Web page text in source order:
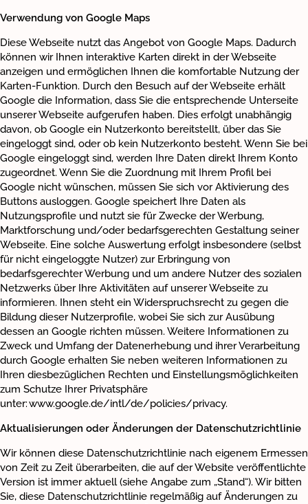
Verwendung von Google Maps
Diese Webseite nutzt das Angebot von Google Maps. Dadurch
können wir Ihnen interaktive Karten direkt in der Webseite
anzeigen und ermöglichen Ihnen die komfortable Nutzung der
Karten-Funktion. Durch den Besuch auf der Webseite erhält
Google die Information, dass Sie die entsprechende Unterseite
unserer Webseite aufgerufen haben. Dies erfolgt unabhängig
davon, ob Google ein Nutzerkonto bereitstellt, über das Sie
eingeloggt sind, oder ob kein Nutzerkonto besteht. Wenn Sie bei
Google eingeloggt sind, werden Ihre Daten direkt Ihrem Konto
zugeordnet. Wenn Sie die Zuordnung mit Ihrem Profil bei
Google nicht wünschen, müssen Sie sich vor Aktivierung des
Buttons ausloggen. Google speichert Ihre Daten als
Nutzungsprofile und nutzt sie für Zwecke der Werbung,
Marktforschung und/oder bedarfsgerechten Gestaltung seiner
Webseite. Eine solche Auswertung erfolgt insbesondere (selbst
für nicht eingeloggte Nutzer) zur Erbringung von
bedarfsgerechter Werbung und um andere Nutzer des sozialen
Netzwerks über Ihre Aktivitäten auf unserer Webseite zu
informieren. Ihnen steht ein Widerspruchsrecht zu gegen die
Bildung dieser Nutzerprofile, wobei Sie sich zur Ausübung
dessen an Google richten müssen. Weitere Informationen zu
Zweck und Umfang der Datenerhebung und ihrer Verarbeitung
durch Google erhalten Sie neben weiteren Informationen zu
Ihren diesbezüglichen Rechten und Einstellungsmöglichkeiten
zum Schutze Ihrer Privatsphäre
unter: www.google.de/intl/de/policies/privacy.
Aktualisierungen oder Änderungen der Datenschutzrichtlinie
Wir können diese Datenschutzrichtlinie nach eigenem Ermessen
von Zeit zu Zeit überarbeiten, die auf der Website veröffentlichte
Version ist immer aktuell (siehe Angabe zum „Stand“). Wir bitten
Sie, diese Datenschutzrichtlinie regelmäßig auf Änderungen zu